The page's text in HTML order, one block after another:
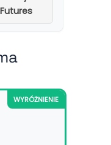
Futures
WYRÓŻNIENIE